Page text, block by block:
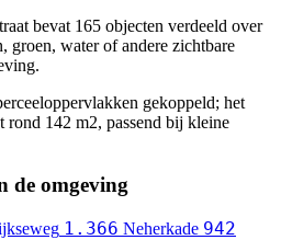
bevat 165 objecten verdeeld over
groen, water of andere zichtbare
gekoppeld; het
rond 142 m2, passend bij kleine
de omgeving
1.366 Neherkade 942